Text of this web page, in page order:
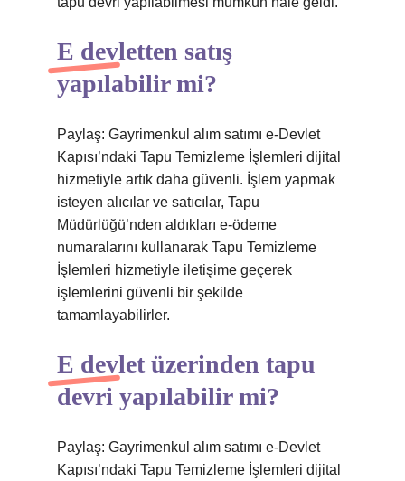
E devletten satış
yapılabilir mi?
Paylaş: Gayrimenkul alım satımı e-Devlet
Kapısı’ndaki Tapu Temizleme İşlemleri dijital
hizmetiyle artık daha güvenli. İşlem yapmak
isteyen alıcılar ve satıcılar, Tapu
Müdürlüğü’nden aldıkları e-ödeme
numaralarını kullanarak Tapu Temizleme
İşlemleri hizmetiyle iletişime geçerek
işlemlerini güvenli bir şekilde
tamamlayabilirler.
E devlet üzerinden tapu
devri yapılabilir mi?
Paylaş: Gayrimenkul alım satımı e-Devlet
Kapısı’ndaki Tapu Temizleme İşlemleri dijital